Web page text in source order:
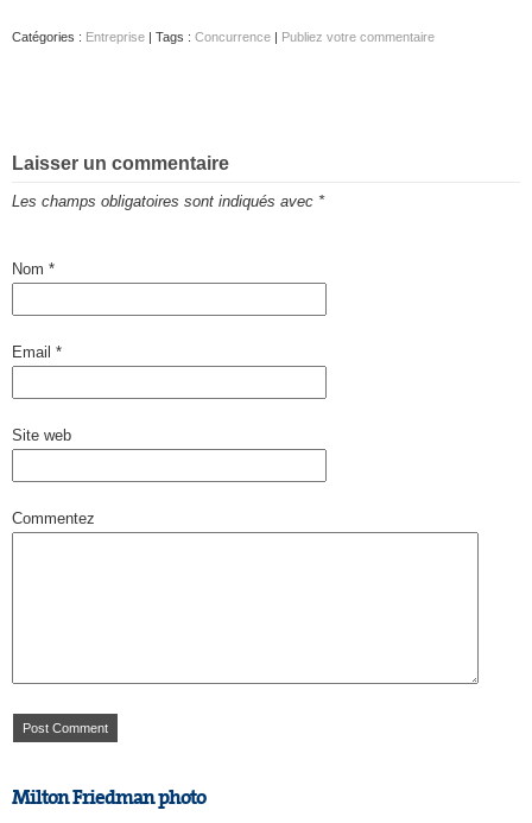
Catégories : Entreprise | Tags : Concurrence | Publiez votre commentaire
Laisser un commentaire
Les champs obligatoires sont indiqués avec *
Nom *
Email *
Site web
Commentez
Milton Friedman photo